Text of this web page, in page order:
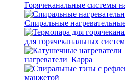
Горячеканальные системы
Спиральные
для горячеканальных систем
нагреватели_Карра